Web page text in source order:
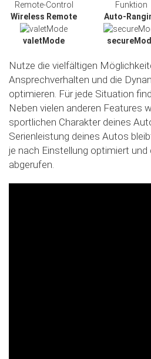
Wireless Remote Auto-
valetMode
Nutze die vielfältigen
Ansprechverhalten und die
optimieren. Für jede Situation
Neben vielen anderen Features
sportlichen Charakter deines
Serienleistung deines Autos
je nach Einstellung optimiert
abgerufen.
Slide02